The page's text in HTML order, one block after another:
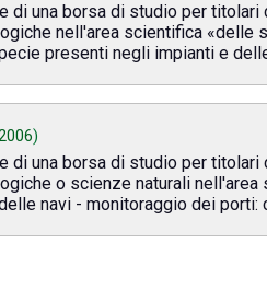
di una borsa di studio per
nell'area scientifica «delle
presenti negli impianti e
)
di una borsa di studio per
o scienze naturali
navi - monitoraggio dei